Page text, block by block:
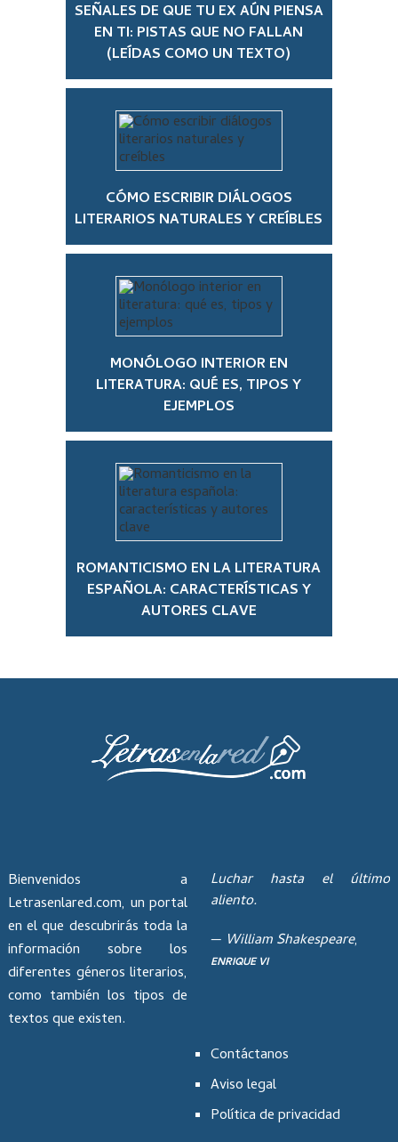
SEÑALES DE QUE TU EX AÚN PIENSA
EN TI: PISTAS QUE NO FALLAN
(LEÍDAS COMO UN TEXTO)
CÓMO ESCRIBIR DIÁLOGOS
LITERARIOS NATURALES Y CREÍBLES
MONÓLOGO INTERIOR EN
LITERATURA: QUÉ ES, TIPOS Y
EJEMPLOS
ROMANTICISMO EN LA LITERATURA
ESPAÑOLA: CARACTERÍSTICAS Y
AUTORES CLAVE
Bienvenidos a
Letrasenlared.com, un portal
en el que descubrirás toda la
información sobre los
diferentes géneros literarios,
como también los tipos de
textos que existen.
Luchar hasta el último
aliento.
— William Shakespeare,
ENRIQUE VI
Contáctanos
Aviso legal
Política de privacidad